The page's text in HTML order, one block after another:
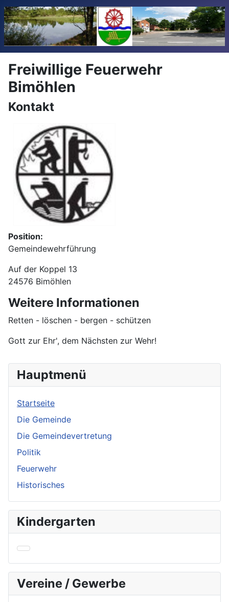
Freiwillige Feuerwehr
Bimöhlen
Kontakt
Position:
Gemeindewehrführung
Adresse
Auf der Koppel 13
24576 Bimöhlen
Weitere Informationen
Weitere Informationen
Retten - löschen - bergen - schützen
Gott zur Ehr', dem Nächsten zur Wehr!
Hauptmenü
Startseite
Die Gemeinde
Die Gemeindevertretung
Politik
Feuerwehr
Historisches
Kindergarten
Vereine / Gewerbe